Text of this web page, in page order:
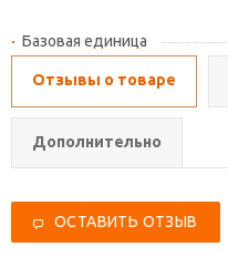
Базовая единица
Отзывы о товаре
Дополнительно
ОСТАВИТЬ ОТЗЫВ